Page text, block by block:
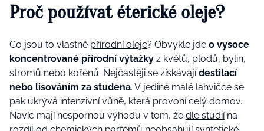
Proč používat éterické oleje?
Co jsou to vlastně přírodní oleje? Obvykle jde o vysoce
koncentrované přírodní výtažky z květů, plodů, bylin,
stromů nebo kořenů. Nejčastěji se získávajídestilací
nebo lisováním za studena. V jediné malé lahvičce se
pak ukrývá intenzivní vůně, která provoní celý domov.
Navíc mají nespornou výhodu v tom, že dle studiína